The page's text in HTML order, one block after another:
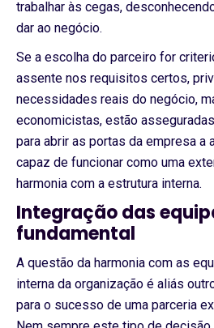
trabalhar às cegas,
dar ao negócio.
Se a escolha do parceiro for
assente nos requisitos certos,
necessidades reais do negócio,
economicistas, estão
para abrir as portas da empresa a
capaz de funcionar como uma
harmonia com a estrutura interna.
Integração das
fundamental
A questão da harmonia com as
interna da organização é aliás
para o sucesso de uma parceria